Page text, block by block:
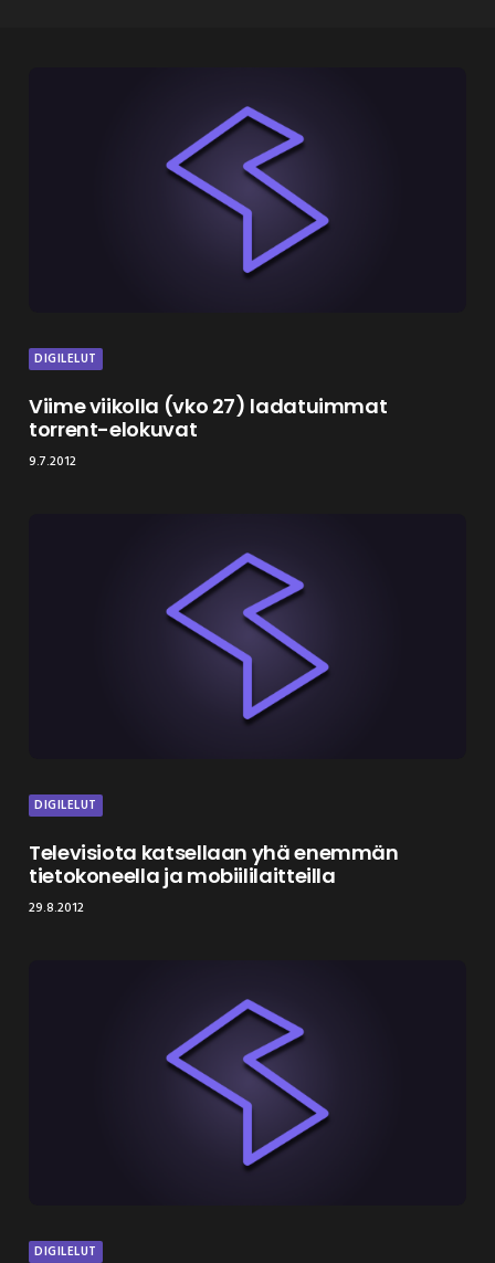
DIGILELUT
Viime viikolla (vko 27) ladatuimmat
torrent-elokuvat
9.7.2012
DIGILELUT
Televisiota katsellaan yhä enemmän
tietokoneella ja mobiililaitteilla
29.8.2012
DIGILELUT